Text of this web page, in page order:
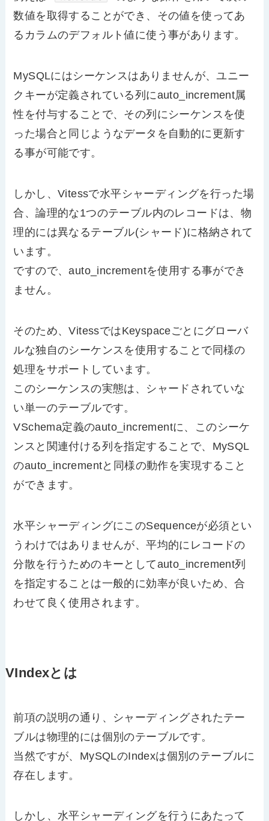
数値を取得することができ、その値を使ってあ
るカラムのデフォルト値に使う事があります。
MySQLにはシーケンスはありませんが、ユニー
クキーが定義されている列にauto_increment属
性を付与することで、その列にシーケンスを使
った場合と同じようなデータを自動的に更新す
る事が可能です。
しかし、Vitessで水平シャーディングを行った場
合、論理的な1つのテーブル内のレコードは、物
理的には異なるテーブル(シャード)に格納されて
います。
ですので、auto_incrementを使用する事ができ
ません。
そのため、VitessではKeyspaceごとにグローバ
ルな独自のシーケンスを使用することで同様の
処理をサポートしています。
このシーケンスの実態は、シャードされていな
い単一のテーブルです。
VSchema定義のauto_incrementに、このシーケ
ンスと関連付ける列を指定することで、MySQL
のauto_incrementと同様の動作を実現すること
ができます。
水平シャーディングにこのSequenceが必須とい
うわけではありませんが、平均的にレコードの
分散を行うためのキーとしてauto_increment列
を指定することは一般的に効率が良いため、合
わせて良く使用されます。
VIndexとは
前項の説明の通り、シャーディングされたテー
ブルは物理的には個別のテーブルです。
当然ですが、MySQLのIndexは個別のテーブルに
存在します。
しかし、水平シャーディングを行うにあたって